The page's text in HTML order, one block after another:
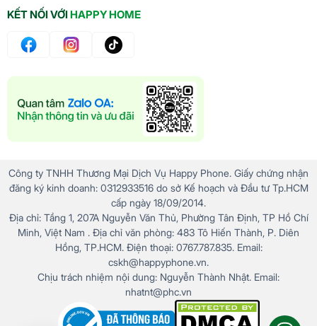
KẾT NỐI VỚIHAPPY HOME
Công ty TNHH Thương Mại Dịch Vụ Happy Phone. Giấy chứng nhận
đăng ký kinh doanh: 0312933516 do sở Kế hoạch và Đầu tư Tp.HCM
cấp ngày 18/09/2014.
Địa chỉ: Tầng 1, 207A Nguyễn Văn Thủ, Phường Tân Định, TP Hồ Chí
Minh, Việt Nam . Địa chỉ văn phòng: 483 Tô Hiến Thành, P. Diên
Hồng, TP.HCM. Điện thoại: 0767.787.835. Email:
cskh@happyphone.vn.
Chịu trách nhiệm nội dung: Nguyễn Thành Nhật. Email:
nhatnt@phc.vn